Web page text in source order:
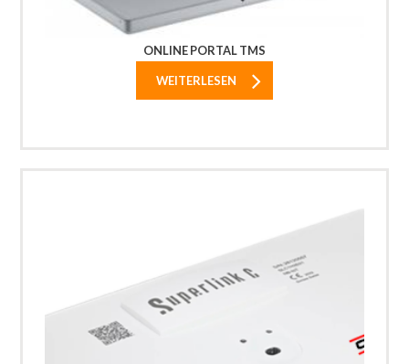
ONLINE PORTAL TMS
WEITERLESEN